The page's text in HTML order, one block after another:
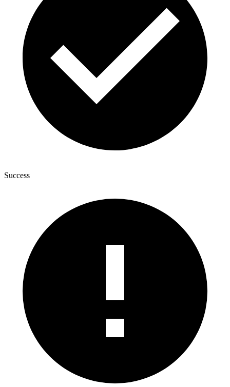
Success